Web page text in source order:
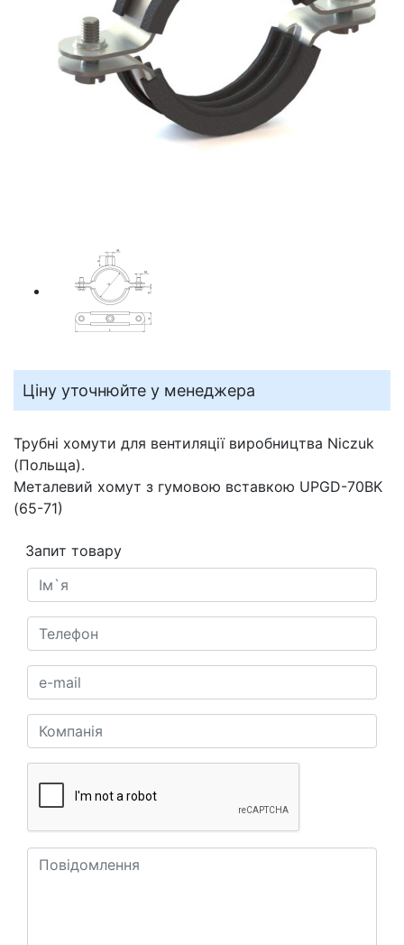
Ціну уточнюйте у менеджера
Трубні хомути для вентиляції виробництва Niczuk
(Польща).
Металевий хомут з гумовою вставкою UPGD-70BK
(65-71)
Запит товару